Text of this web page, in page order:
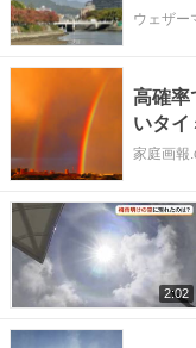
ウェザー
高確率
いタイ
家庭画報
2:02